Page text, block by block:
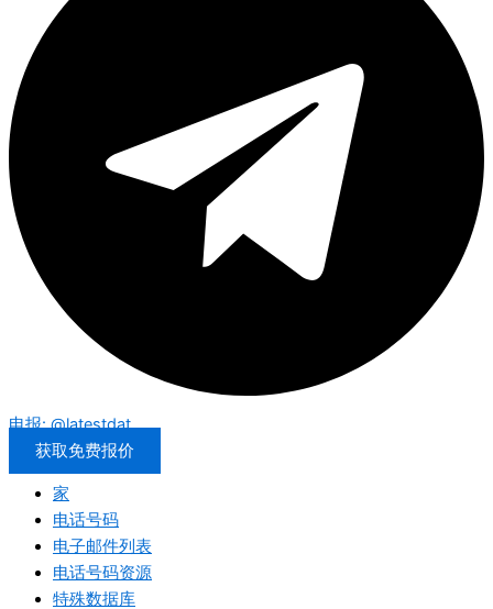
电报: @latestdat
获取免费报价
家
电话号码
电子邮件列表
电话号码资源
特殊数据库